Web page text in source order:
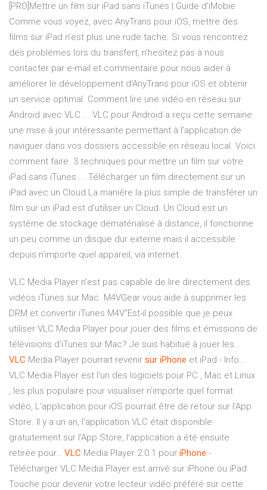
[PRO]Mettre un film sur iPad sans iTunes | Guide d'iMobie
Comme vous voyez, avec AnyTrans pour iOS, mettre des
films sur iPad n’est plus une rude tache. Si vous rencontrez
des problèmes lors du transfert, n’hesitez pas à nous
contacter par e-mail et commentaire pour nous aider à
améliorer le développement d’AnyTrans pour iOS et obtenir
un service optimal. Comment lire une vidéo en réseau sur
Android avec VLC ... VLC pour Android a reçu cette semaine
une mise à jour intéressante permettant à l'application de
naviguer dans vos dossiers accessible en réseau local. Voici
comment faire. 3 techniques pour mettre un film sur votre
iPad sans iTunes ... Télécharger un film directement sur un
iPad avec un Cloud La manière la plus simple de transférer un
film sur un iPad est d’utiliser un Cloud. Un Cloud est un
système de stockage dématérialisé à distance, il fonctionne
un peu comme un disque dur externe mais il accessible
depuis n’importe quel appareil, via internet.
VLC Media Player n'est pas capable de lire directement des
vidéos iTunes sur Mac. M4VGear vous aide à supprimer les
DRM et convertir iTunes M4V"Est-il possible que je peux
utiliser VLC Media Player pour jouer des films et émissions de
télévisions d'iTunes sur Mac? Je suis habitué à jouer les...
VLC Media Player pourrait revenir sur iPhone et iPad - Info…
VLC Media Player est l'un des logiciels pour PC , Mac et Linux
, les plus populaire pour visualiser n'importe quel format
vidéo, L'application pour iOS pourrait être de retour sur l'App
Store. Il y a un an, l'application VLC était disponible
gratuitement sur l'App Store, l'application a été ensuite
retirée pour… VLC Media Player 2.0.1 pour iPhone -
Télécharger VLC Media Player est arrivé sur iPhone ou iPad
Touche pour devenir votre lecteur vidéo préféré sur cette